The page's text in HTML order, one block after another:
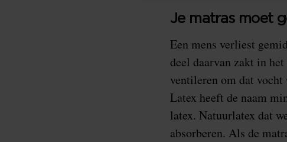
Je matras moet
Een mens verliest
deel daarvan zakt in
ventileren om dat
Latex heeft de naam
latex. Natuurlatex dat
absorberen. Als de